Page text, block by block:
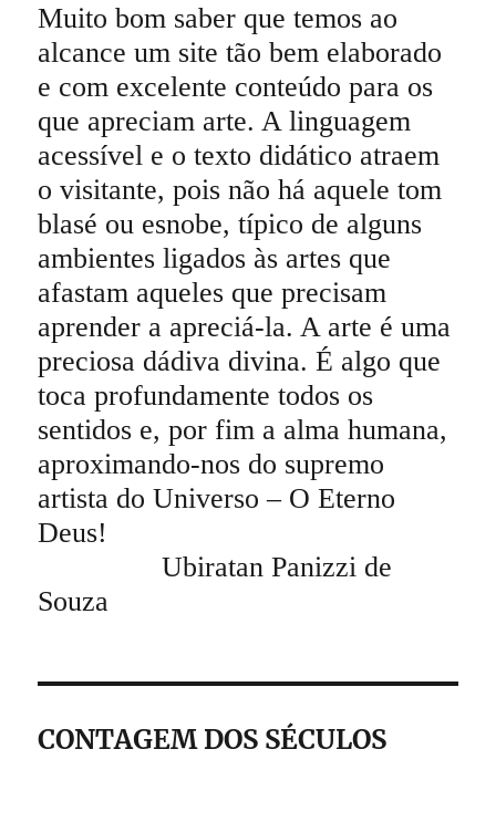
Muito bom saber que temos ao
alcance um site tão bem elaborado
e com excelente conteúdo para os
que apreciam arte. A linguagem
acessível e o texto didático atraem
o visitante, pois não há aquele tom
blasé ou esnobe, típico de alguns
ambientes ligados às artes que
afastam aqueles que precisam
aprender a apreciá-la. A arte é uma
preciosa dádiva divina. É algo que
toca profundamente todos os
sentidos e, por fim a alma humana,
aproximando-nos do supremo
artista do Universo – O Eterno
Deus!
Ubiratan Panizzi de
Souza
CONTAGEM DOS SÉCULOS